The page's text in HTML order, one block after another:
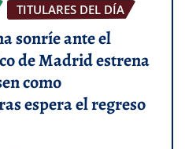
TITULARES DEL DÍA
sonríe ante el
de Madrid estrena
como
espera el regreso